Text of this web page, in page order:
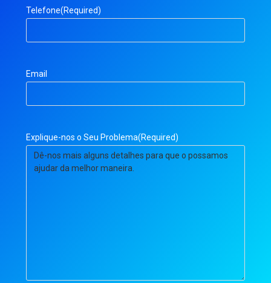
Telefone(Required)
Email
Explique-nos o Seu Problema(Required)